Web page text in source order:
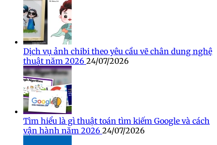
Dịch vụ ảnh chibi theo yêu cầu vẽ chân dung nghệ
thuật năm 2026 24/07/2026
Tìm hiểu là gì thuật toán tìm kiếm Google và cách
vận hành năm 2026 24/07/2026